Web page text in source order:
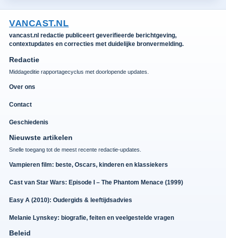
VANCAST.NL
vancast.nl redactie publiceert geverifieerde berichtgeving,
contextupdates en correcties met duidelijke bronvermelding.
Redactie
Middageditie rapportagecyclus met doorlopende updates.
Over ons
Contact
Geschiedenis
Nieuwste artikelen
Snelle toegang tot de meest recente redactie-updates.
Vampieren film: beste, Oscars, kinderen en klassiekers
Cast van Star Wars: Episode I – The Phantom Menace (1999)
Easy A (2010): Oudergids & leeftijdsadvies
Melanie Lynskey: biografie, feiten en veelgestelde vragen
Beleid